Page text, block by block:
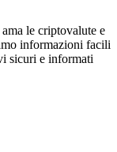
le criptovalute e
informazioni facili
sicuri e informati